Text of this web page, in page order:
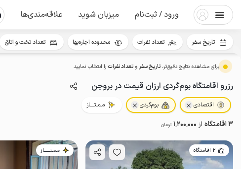
ورود / ثبت‌نام میزبان شوید علاقه‌مندی‌ها
برای مشاهده نتایج دقیق‌تر، تاریخ سفرو تعداد نفراترا انتخاب نمایید
رزرو اقامتگاه بوم‌گردی ارزان قیمت در بروجن
اقتصادی بوم‌گردی مـمـتــــاز
3 اقامتگاه از 1٬200٬000 تومان
2 اقامتگاه مـمـتــــــاز
تاریخ سفر تعداد نفرات محدوده اجاره‌بها تعداد تخت و اتاق